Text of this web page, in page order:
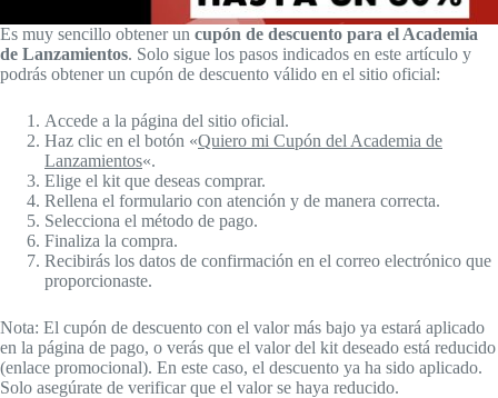
Es muy sencillo obtener un cupón de descuento para el Academia
de Lanzamientos. Solo sigue los pasos indicados en este artículo y
podrás obtener un cupón de descuento válido en el sitio oficial:
Accede a la página del sitio oficial.
Haz clic en el botón «Quiero mi Cupón del Academia de
Lanzamientos«.
Elige el kit que deseas comprar.
Rellena el formulario con atención y de manera correcta.
Selecciona el método de pago.
Finaliza la compra.
Recibirás los datos de confirmación en el correo electrónico que
proporcionaste.
Nota: El cupón de descuento con el valor más bajo ya estará aplicado
en la página de pago, o verás que el valor del kit deseado está reducido
(enlace promocional). En este caso, el descuento ya ha sido aplicado.
Solo asegúrate de verificar que el valor se haya reducido.